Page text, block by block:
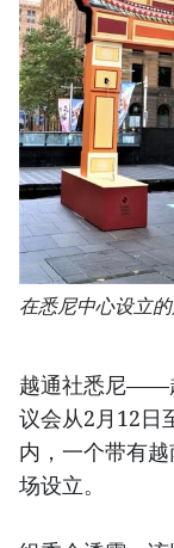
在悉尼中心设立
越通社悉尼——
议会从2月12日
内，一个带有
场设立。